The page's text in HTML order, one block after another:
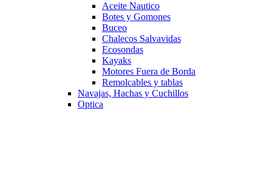
Aceite Nautico
Botes y Gomones
Buceo
Chalecos Salvavidas
Ecosondas
Kayaks
Motores Fuera de Borda
Remolcables y tablas
Navajas, Hachas y Cuchillos
Optica